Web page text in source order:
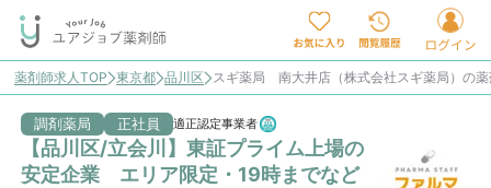
薬剤師求人TOP 東京都 品川区 スギ薬局 南大井店（株式会社スギ薬局）の薬
調剤薬局 正社員 適正認定事業者
【品川区/立会川】東証プライム上場の
安定企業 エリア限定・19時までなど